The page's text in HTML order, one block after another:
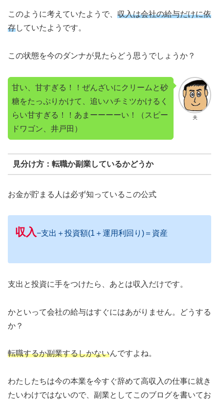
このように考えていたようで、 収入は会社の給与だけに依
存していたようです。
この状態を今のダンナが見たらどう思うでしょうか？
夫
甘い、甘すぎる！！ぜんざいにクリームと砂
糖をたっぷりかけて、追いハチミツかけるく
らい甘すぎる！！あまーーーーい！（スピー
ドワゴン、井戸田）
見分け方：転職か副業しているかどうか
お金が貯まる人は必ず知っているこの公式
収入−支出＋投資額(1＋運用利回り)＝資産
支出と投資に手をつけたら、あとは収入だけです。
かといって会社の給与はすぐにはあがりません。どうする
か？
転職するか副業するしかないんですよね。
わたしたちは今の本業を今すぐ辞めて高収入の仕事に就き
たいわけではないので、副業としてこのブログを書いてお